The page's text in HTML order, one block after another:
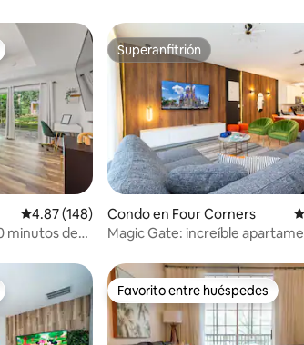
Calificación promedio: 4.87 de 5, 148 reseñas
4.87 (148)
minutos de
Superanfitrión
Superanfitrión
Condo en Four Corners
Magic Gate: increíble
Favorito entre huéspedes
Favorito entre huéspedes